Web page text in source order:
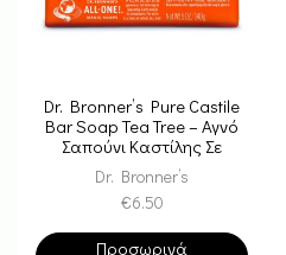
Dr. Bronner’s Pure Castile
Bar Soap Tea Tree – Αγνό
Σαπούνι Καστίλης Σε
Μπάρα
Dr. Bronner’s
€6.50
Προσωρινά